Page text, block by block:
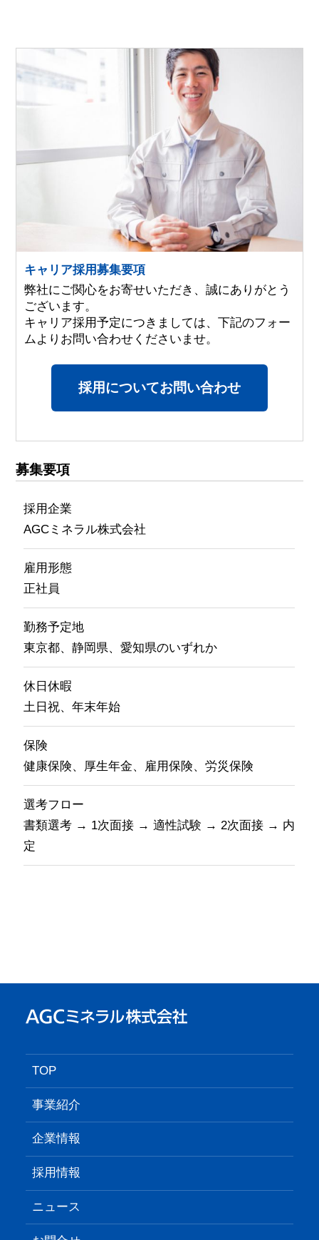
キャリア採用募集要項
弊社にご関心をお寄せいただき、誠にありがとう
ございます。
キャリア採用予定につきましては、下記のフォー
ムよりお問い合わせくださいませ。
採用についてお問い合わせ
募集要項
採用企業
AGCミネラル株式会社
雇用形態
正社員
勤務予定地
東京都、静岡県、愛知県のいずれか
休日休暇
土日祝、年末年始
保険
健康保険、厚生年金、雇用保険、労災保険
選考フロー
書類選考 → 1次面接 → 適性試験 → 2次面接 → 内
定
TOP
事業紹介
企業情報
採用情報
ニュース